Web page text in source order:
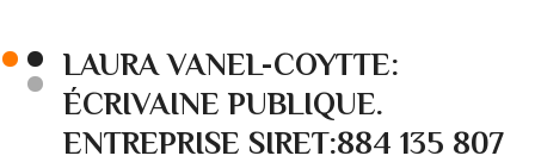
LAURA VANEL-COYTTE:
ÉCRIVAINE PUBLIQUE.
ENTREPRISE SIRET:884 135 807